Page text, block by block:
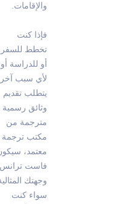
والإقامات.
فإذا كنت
تخطط للسفر
أو للدراسة أو
لأي سبب آخر
يتطلب تقديم
وثائق رسمية
مترجمة من
مكتب ترجمة
معتمد، سيكون
فاست ترانس
وجهتك المثالية،
سواء كنت